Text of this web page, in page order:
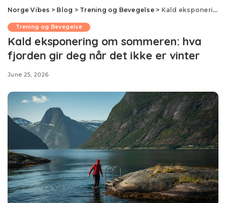
Norge Vibes > Blog > Trening og Bevegelse> Kald eksponering om sommeren: hva fjorden gir deg når det ikke er vinter
Trening og Bevegelse
Kald eksponering om sommeren: hva
fjorden gir deg når det ikke er vinter
June 25, 2026